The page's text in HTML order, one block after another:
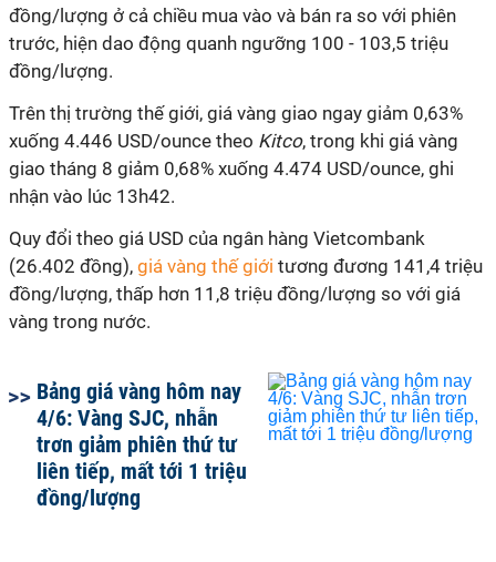
đồng/lượng ở cả chiều mua vào và bán ra so với phiên
trước, hiện dao động quanh ngưỡng 100 - 103,5 triệu
đồng/lượng.
Trên thị trường thế giới, giá vàng giao ngay giảm 0,63%
xuống 4.446 USD/ounce theo Kitco, trong khi giá vàng
giao tháng 8 giảm 0,68% xuống 4.474 USD/ounce, ghi
nhận vào lúc 13h42.
Quy đổi theo giá USD của ngân hàng Vietcombank
(26.402 đồng), giá vàng thế giới tương đương 141,4 triệu
đồng/lượng, thấp hơn 11,8 triệu đồng/lượng so với giá
vàng trong nước.
Bảng giá vàng hôm nay
4/6: Vàng SJC, nhẫn
trơn giảm phiên thứ tư
liên tiếp, mất tới 1 triệu
đồng/lượng